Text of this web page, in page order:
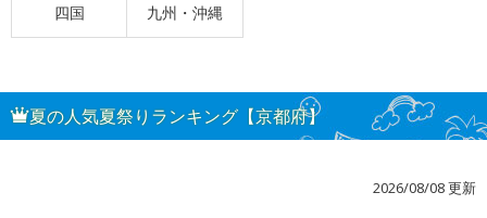
四国 九州・沖縄
夏の人気夏祭りランキング【京都府】
2026/08/08 更新